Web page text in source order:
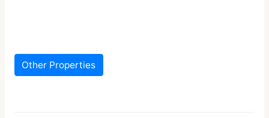
Other Properties